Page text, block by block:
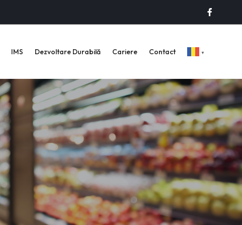
IMS Dezvoltare Durabilă Cariere Contact ▼